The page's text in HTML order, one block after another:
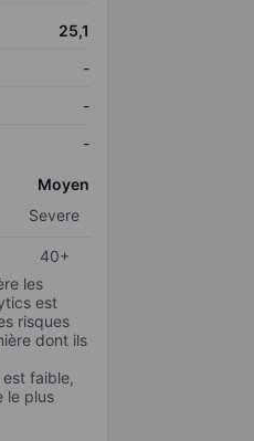
25,1
-
-
-
Moyen
Severe
40+
les
est
risques
dont ils
est faible,
le plus